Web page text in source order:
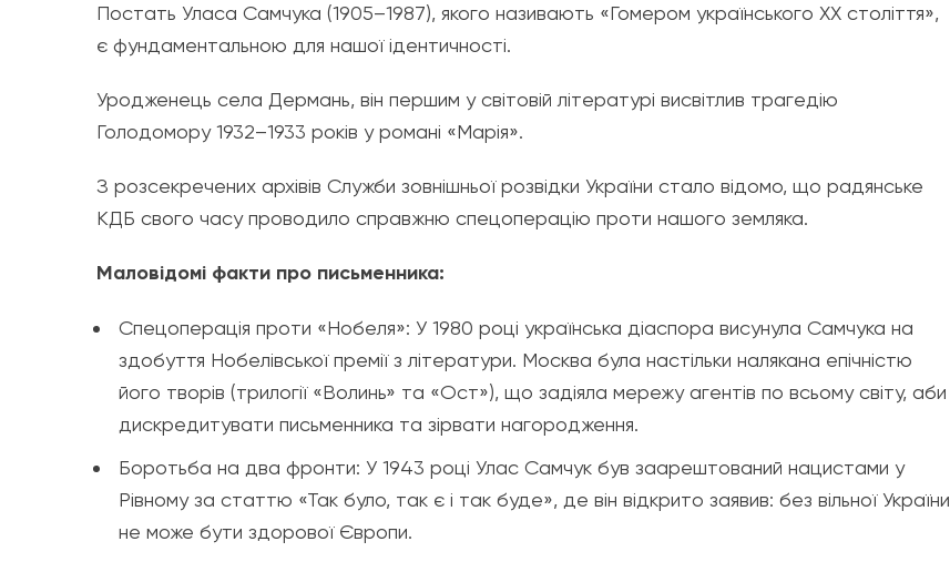
Постать Уласа Самчука (1905–1987), якого називають «Гомером українського XX століття»,
є фундаментальною для нашої ідентичності.
Уродженець села Дермань, він першим у світовій літературі висвітлив трагедію
Голодомору 1932–1933 років у романі «Марія».
З розсекречених архівів Служби зовнішньої розвідки України стало відомо, що радянське
КДБ свого часу проводило справжню спецоперацію проти нашого земляка.
Маловідомі факти про письменника:
Спецоперація проти «Нобеля»: У 1980 році українська діаспора висунула Самчука на
здобуття Нобелівської премії з літератури. Москва була настільки налякана епічністю
його творів (трилогії «Волинь» та «Ост»), що задіяла мережу агентів по всьому світу, аби
дискредитувати письменника та зірвати нагородження.
Боротьба на два фронти: У 1943 році Улас Самчук був заарештований нацистами у
Рівному за статтю «Так було, так є і так буде», де він відкрито заявив: без вільної України
не може бути здорової Європи.